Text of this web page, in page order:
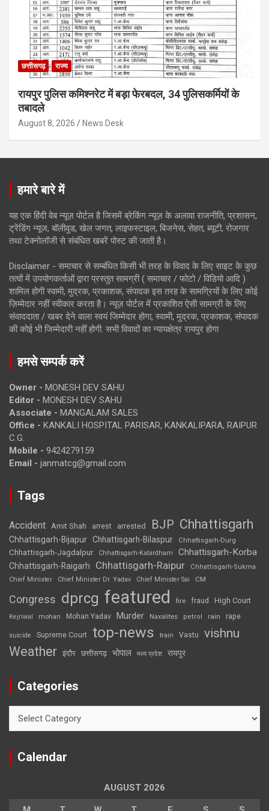
छत्तीसगढ़ राज्य
रायपुर पुलिस कमिश्नरेट में बड़ा फेरबदल, 34 पुलिसकर्मियों के
तबादले
August 8, 2026 News Desk
हमारे बारे में
यह एक हिंदी वेब न्यूज़ पोर्टल है जिसमें ब्रेकिंग न्यूज़ के अलावा राजनीति, प्रशासन,
ट्रेंडिंग न्यूज, बॉलीवुड, खेल जगत, लाइफस्टाइल, बिजनेस, सेहत, ब्यूटी, रोजगार
तथा टेक्नोलॉजी से संबंधित खबरें पोस्ट की जाती है।
Disclaimer - समाचार से सम्बंधित किसी भी तरह के विवाद के लिए साइट के कुछ
तत्वों में उपयोगकर्ताओं द्वारा प्रस्तुत सामग्री ( समाचार / फोटो / विडियो आदि )
शामिल होगी स्वामी, मुद्रक, प्रकाशक, संपादक इस तरह के सामग्रियों के लिए कोई
ज़िम्मेदार नहीं स्वीकार करता है। न्यूज़ पोर्टल में प्रकाशित ऐसी सामग्री के लिए
संवाददाता / खबर देने वाला स्वयं जिम्मेदार होगा, स्वामी, मुद्रक, प्रकाशक, संपादक
की कोई भी जिम्मेदारी नहीं होगी. सभी विवादों का न्यायक्षेत्र रायपुर होगा
हमसे सम्पर्क करें
Owner - MONESH DEV SAHU
Editor - MONESH DEV SAHU
Associate - MANGALAM SALES
Office - KANKALI HOSPITAL PARISAR, KANKALIPARA, RAIPUR
C.G.
Mobile - 9424279159
Email - janmatcg@gmail.com
Tags
Accident Amit Shah arrest arrested BJP Chhattisgarh
Chhattisgarh-Bijapur Chhattisgarh-Bilaspur Chhattisgarh-Durg
Chhattisgarh-Jagdalpur Chhattisgarh-Kabirdham Chhattisgarh-Korba
Chhattisgarh-Raigarh Chhattisgarh-Raipur
Chhattisgarh-Sukma
Chief Minister
Chief Minister Dr. Yadav Chief Minister Sai CM
Congress dprcg featured fire fraud High Court
Kejriwal mohan Mohan Yadav Murder Naxalites petrol rain rape
suicide Supreme Court top-news train Vastu vishnu
Weather इंदौर छत्तीसगढ़ भोपाल मध्य प्रदेश रायपुर
Categories
Calendar
AUGUST 2026